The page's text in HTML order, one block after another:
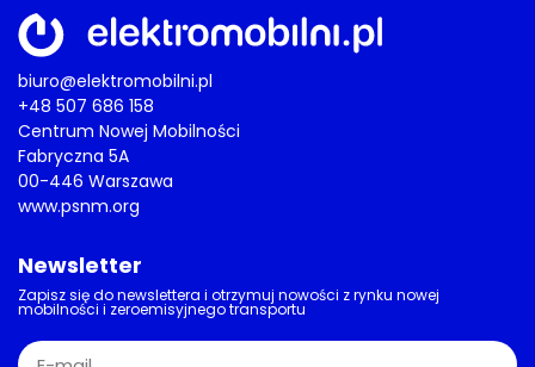
Elektromobilny rynek
Tesla sinusoidalna, czyli rekordy we
Francji i Danii i załamanie w Norwegii
04/08/2026
AKTUALNOŚCI,BIZNES
Toyota w pół roku sprzedała 5,3 mln
aut. Segment „elektryków” rośnie w
zaskakującym tempie